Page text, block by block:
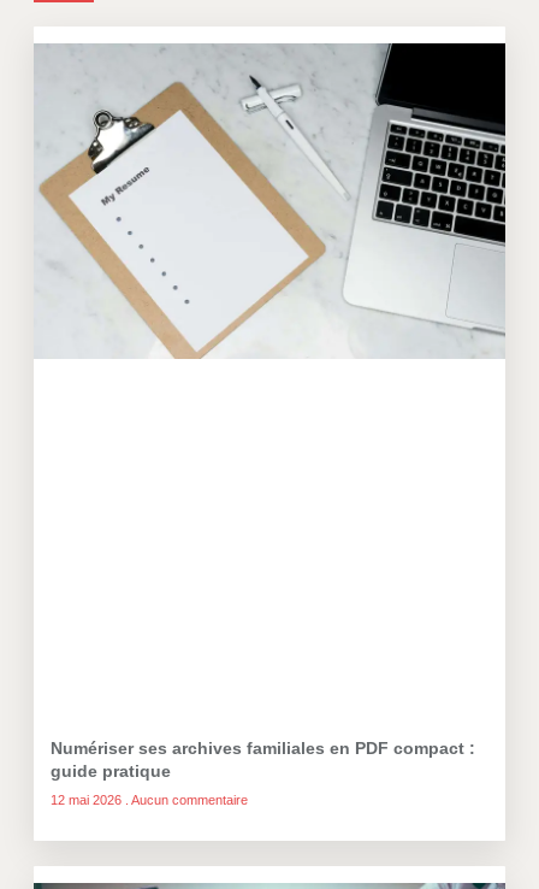
Numériser ses archives familiales en PDF compact :
guide pratique
12 mai 2026 Aucun commentaire